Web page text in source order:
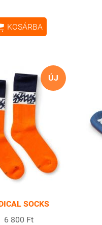
KOSÁRBA
ÚJ
SOCKS
6 800 Ft